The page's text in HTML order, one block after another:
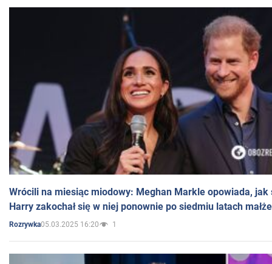
Wrócili na miesiąc miodowy: Meghan Markle opowiada, jak
Harry zakochał się w niej ponownie po siedmiu latach
Rozrywka05.03.2025 16:20 1